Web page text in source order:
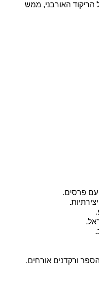
הריקוד האורבני, ממש
עם פרסים.
ורקדנים אורחים.